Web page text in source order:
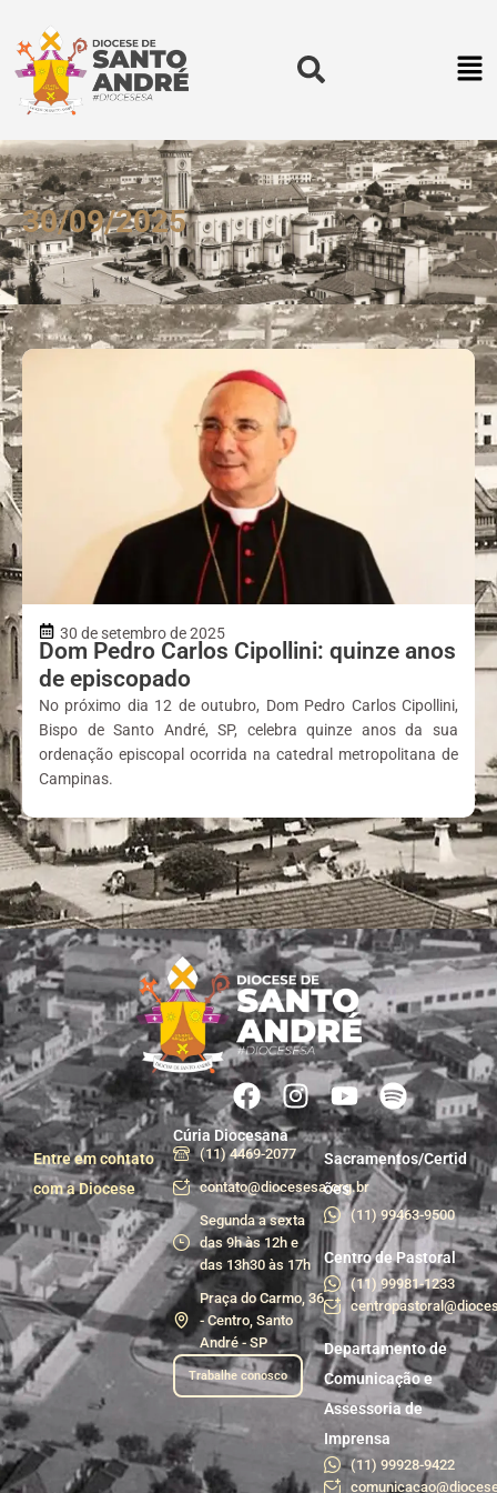
30/09/2025
30 de setembro de 2025
Dom Pedro Carlos Cipollini: quinze anos
de episcopado
No próximo dia 12 de outubro, Dom Pedro Carlos Cipollini,
Bispo de Santo André, SP, celebra quinze anos da sua
ordenação episcopal ocorrida na catedral metropolitana de
Campinas.
Entre em contato
com a Diocese
Cúria Diocesana
(11) 4469-2077
contato@diocesesa.org.br
Segunda a sexta
das 9h às 12h e
das 13h30 às 17h
Praça do Carmo, 36
- Centro, Santo
André - SP
Trabalhe conosco
Sacramentos/Certid
ões
(11) 99463-9500
Centro de Pastoral
(11) 99981-1233
Departamento de
Comunicação e
Assessoria de
Imprensa
(11) 99928-9422